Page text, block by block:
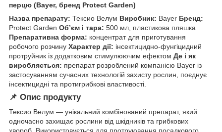
перцю (Bayer, бренд Protect Garden)
Назва препарату: Тексио Велум Виробник: Bayer Бренд:
Protect Garden Об’єм і тара: 500 мл, пластикова пляшка
Препаративна форма: концентрат для приготування
робочого розчину Характер дії: інсектицидно-фунгіцидний
протруйник із додатковим стимулюючим ефектом Де і як
виробляється: препарат розроблений компанією Bayer із
застосуванням сучасних технологій захисту рослин, поєднує
інсектицидні та протигрибкові властивості.
📌 Опис продукту
Тексио Велум — унікальний комбінований препарат, який
одночасно захищає рослини від шкідників та грибкових